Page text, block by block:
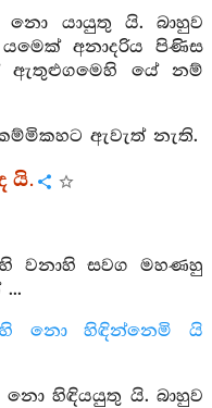
යායුතු යි. බාහුව
අනාදරිය පිණිස
ඇතුළුගමෙහි යේ නම්
ඇවැත් නැති.
යි.
වනාහි සවග මහණහු
නො හිඳින්නෙමි යි
නො හිඳියයුතු යි. බාහුව